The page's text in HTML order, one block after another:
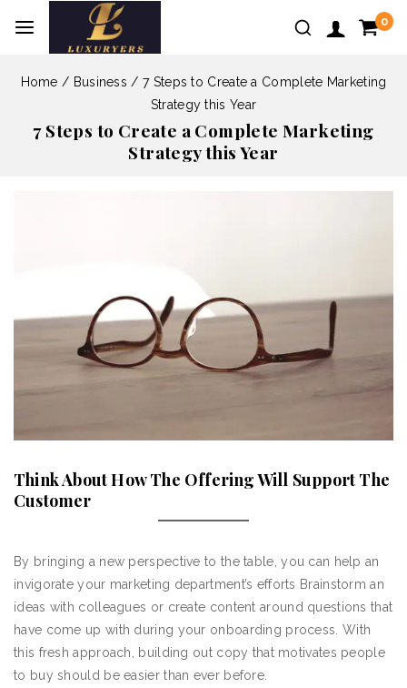
0
Home / Business / 7 Steps to Create a Complete Marketing
Strategy this Year
7 Steps to Create a Complete Marketing
Strategy this Year
Think About How The Offering Will Support The
Customer
By bringing a new perspective to the table, you can help an
invigorate your marketing department’s efforts Brainstorm an
ideas with colleagues or create content around questions that
have come up with during your onboarding process. With
this fresh approach, building out copy that motivates people
to buy should be easier than ever before.